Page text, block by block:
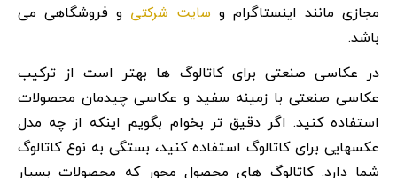
مجازی مانند اینستاگرام و سایت شرکتی و فروشگاهی می
باشد.
در عکاسی صنعتی برای کاتالوگ ها بهتر است از ترکیب
عکاسی صنعتی با زمینه سفید و عکاسی چیدمان محصولات
استفاده کنید. اگر دقیق تر بخوام بگویم اینکه از چه مدل
عکسهایی برای کاتالوگ استفاده کنید، بستگی به نوع کاتالوگ
شما دارد. کاتالوگ های محصول محور که محصولات بسیار